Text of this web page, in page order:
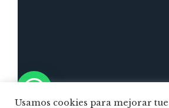
Usamos cookies para mejorar